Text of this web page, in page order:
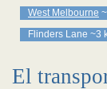
West Melbourne
Flinders Lane ~3
El